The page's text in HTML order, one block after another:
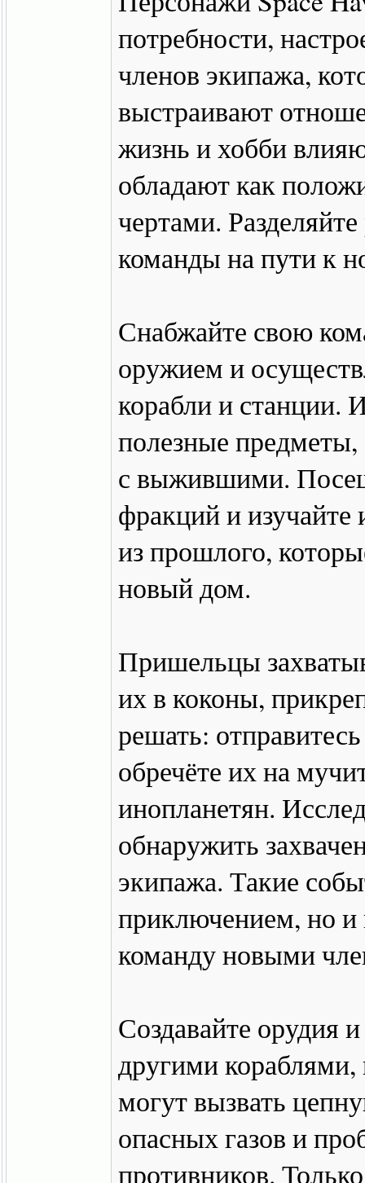
потребности,
членов экипажа,
выстраивают
жизнь и хобби
обладают как
чертами.
команды на пути к
Снабжайте свою
оружием и
корабли и станции.
полезные предметы,
с выжившими.
фракций и
из прошлого,
новый дом.
Пришельцы
их в коконы,
решать:
обречёте их на
инопланетян.
обнаружить
экипажа. Такие
приключением, но и
команду новыми
Создавайте орудия
другими
могут вызвать
опасных газов и
противников.